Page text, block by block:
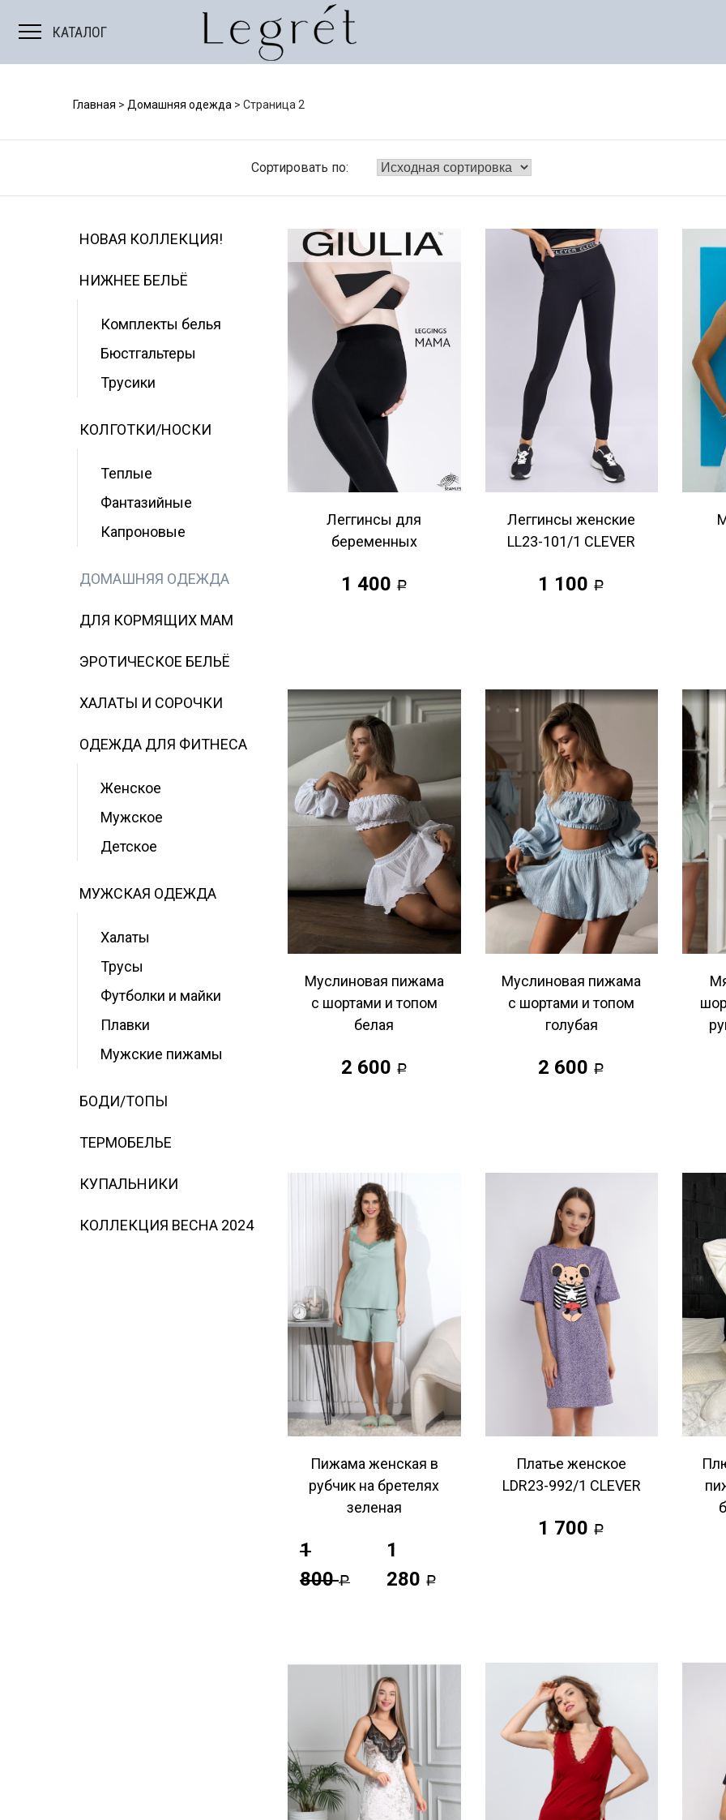
КАТАЛОГ
БОДИ/ТОПЫ МУЖСКАЯ ОДЕЖДА
Главная > Домашняя одежда > Страница 2
Сортировать по:
НОВАЯ КОЛЛЕКЦИЯ!
НИЖНЕЕ БЕЛЬЁ
Комплекты белья
Бюстгальтеры
Трусики
КОЛГОТКИ/НОСКИ
Теплые
Фантазийные
Капроновые
ДОМАШНЯЯ ОДЕЖДА
ДЛЯ КОРМЯЩИХ МАМ
ЭРОТИЧЕСКОЕ БЕЛЬЁ
ХАЛАТЫ И СОРОЧКИ
ОДЕЖДА ДЛЯ ФИТНЕСА
Женское
Мужское
Детское
МУЖСКАЯ ОДЕЖДА
Халаты
Трусы
Футболки и майки
Плавки
Мужские пижамы
БОДИ/ТОПЫ
ТЕРМОБЕЛЬЕ
КУПАЛЬНИКИ
КОЛЛЕКЦИЯ ВЕСНА 2024
Леггинсы для
беременных
1 400 Р
Леггинсы женские
LL23-101/1 CLEVER
1 100 Р
Муслиновая пижама
с шортами и топом
белая
2 600 Р
Муслиновая пижама
с шортами и топом
голубая
2 600 Р
Пижама женская в
рубчик на бретелях
зеленая
1
800Р
1
280
Р
Платье женское
LDR23-992/1 CLEVER
1 700 Р